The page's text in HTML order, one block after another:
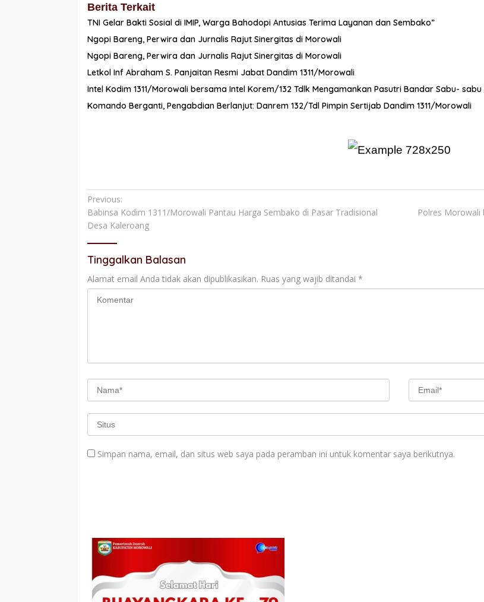
Berita Terkait
TNI Gelar Bakti Sosial di IMIP, Warga Bahodopi Antusias Terima Layanan dan Sembako”
Ngopi Bareng, Perwira dan Jurnalis Rajut Sinergitas di Morowali
Ngopi Bareng, Perwira dan Jurnalis Rajut Sinergitas di Morowali
Letkol Inf Abraham S. Panjaitan Resmi Jabat Dandim 1311/Morowali
Intel Kodim 1311/Morowali bersama Intel Korem/132 Tdlk Mengamankan Pasutri Bandar Sabu-
Komando Berganti, Pengabdian Berlanjut: Danrem 132/Tdl Pimpin Sertijab Dandim 1311/Morowali
Navigasi
pos
Previous:
Babinsa Kodim 1311/Morowali Pantau Harga Sembako di Pasar Tradisional
Desa Kaleroang
Polres Morowali
Tinggalkan Balasan
Alamat email Anda tidak akan dipublikasikan. Ruas yang wajib ditandai *
Simpan nama, email, dan situs web saya pada peramban ini untuk komentar saya berikutnya.